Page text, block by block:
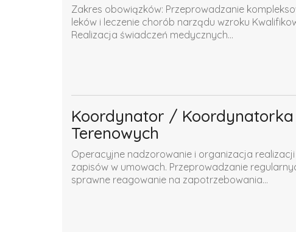
Zakres obowiązków: Przeprowadzanie
leków i leczenie chorób narządu wzroku
Realizacja świadczeń medycznych...
Koordynator / Koordynatorka
Terenowych
Operacyjne nadzorowanie i organizacja
zapisów w umowach. Przeprowadzanie
sprawne reagowanie na zapotrzebowania...